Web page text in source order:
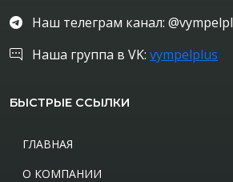
Наш телеграм канал:
Наша группа в VK: vympelplus
БЫСТРЫЕ ССЫЛКИ
ГЛАВНАЯ
О КОМПАНИИ